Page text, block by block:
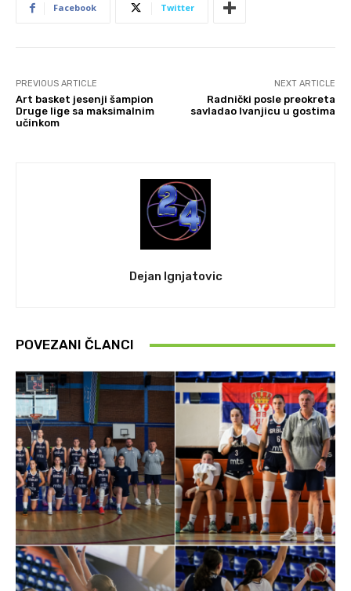
Facebook Twitter
PREVIOUS ARTICLE
Art basket jesenji šampion
Druge lige sa maksimalnim
učinkom
NEXT ARTICLE
Radnički posle preokreta
savladao Ivanjicu u gostima
Dejan Ignjatovic
POVEZANI ČLANCI